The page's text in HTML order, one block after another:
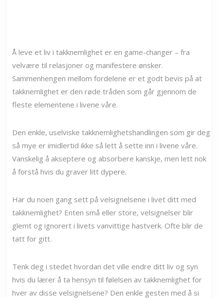
Å leve et liv i takknemlighet er en game-changer – fra
velvære til relasjoner og manifestere ønsker.
Sammenhengen mellom fordelene er et godt bevis på at
takknemlighet er den røde tråden som går gjennom de
fleste elementene i livene våre.
Den enkle, uselviske takknemlighetshandlingen som gir deg
så mye er imidlertid ikke så lett å sette inn i livene våre.
Vanskelig å akseptere og absorbere kanskje, men lett nok
å forstå hvis du graver litt dypere.
Har du noen gang sett på velsignelsene i livet ditt med
takknemlighet? Enten små eller store, velsignelser blir
glemt og ignorert i livets vanvittige hastverk. Ofte blir de
tatt for gitt.
Tenk deg i stedet hvordan det ville endre ditt liv og syn
hvis du lærer å ta hensyn til følelsen av takknemlighet for
hver av disse velsignelsene? Den enkle gesten med å si